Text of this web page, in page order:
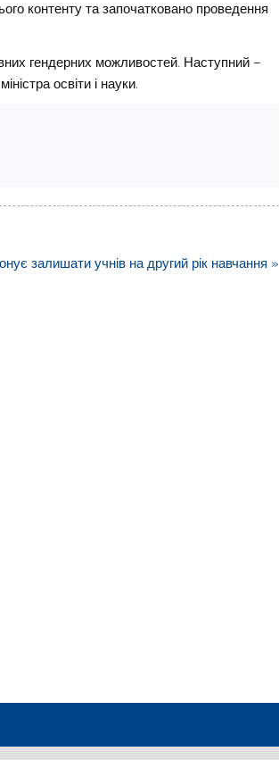
контенту та започатковано проведення
гендерних можливостей. Наступний –
освіти і науки.
залишати учнів на другий рік навчання »